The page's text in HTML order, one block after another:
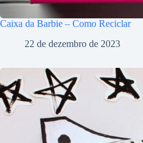
Caixa da Barbie – Como Reciclar
22 de dezembro de 2023